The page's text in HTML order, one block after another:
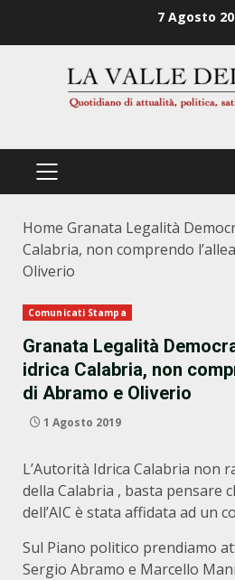
7 Agosto
PRIMÄRES
Home Granata Legalità
Calabria, non comprendo
Oliverio
Comunicati Stampa
Granata Legalità
idrica Calabria, non
di Abramo e Oliverio
1 Agosto 2019
L’Autorità Idrica Calabria non
della Calabria , basta pensare
dell’AIC è stata affidata ad un
Sul Piano politico prendiamo
Sergio Abramo e Marcello